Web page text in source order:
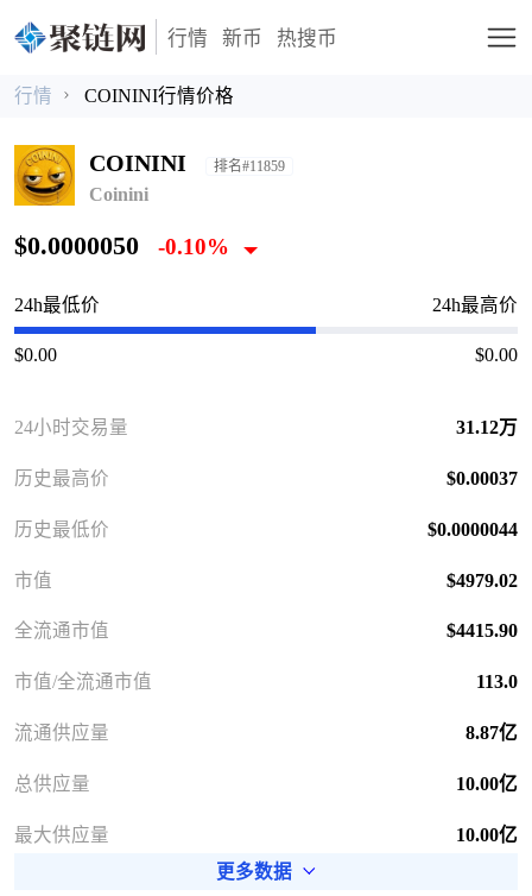
行情 新币 热搜币
行情 COININI行情价格
COININI 排名#11859
Coinini
$0.0000050 -0.10%
24h最低价 24h最高价
$0.00 $0.00
24小时交易量 31.12万
历史最高价 $0.00037
历史最低价 $0.0000044
市值 $4979.02
全流通市值 $4415.90
市值/全流通市值 113.0
流通供应量 8.87亿
总供应量 10.00亿
最大供应量
10.00亿
更多数据